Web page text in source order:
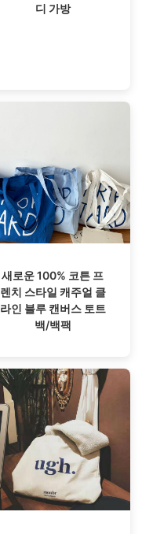
디 가방
새로운 100% 코튼 프
렌치 스타일 캐주얼 클
라인 블루 캔버스 토트
백/백팩